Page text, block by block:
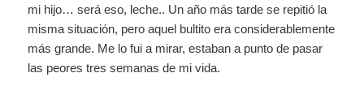
mi hijo… será eso, leche.. Un año más tarde se repitió la
misma situación, pero aquel bultito era considerablemente
más grande. Me lo fui a mirar, estaban a punto de pasar
las peores tres semanas de mi vida.